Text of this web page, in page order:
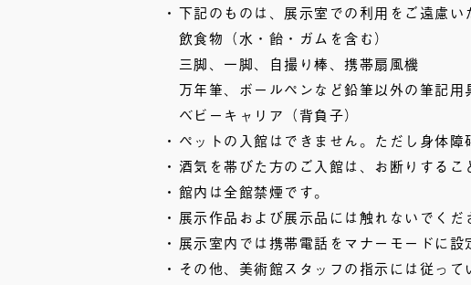
下記のものは、展示室での利用をご遠慮い
飲食物（水・飴・ガムを含む）
三脚、一脚、自撮り棒、携帯扇風機
万年筆、ボールペンなど鉛筆以外の筆記用
ベビーキャリア（背負子）
ペットの入館はできません。ただし身体
酒気を帯びた方のご入館は、お断りするこ
館内は全館禁煙です。
展示作品および展示品には触れないでくだ
展示室内では携帯電話をマナーモードに
その他、美術館スタッフの指示には従って